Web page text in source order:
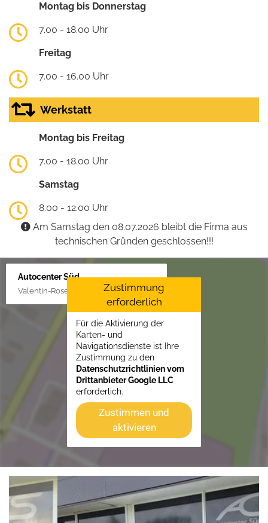
Montag bis Donnerstag
7.00 - 18.00 Uhr
Freitag
7.00 - 16.00 Uhr
Werkstatt
Montag bis Freitag
7.00 - 18.00 Uhr
Samstag
8.00 - 12.00 Uhr
Am Samstag den 08.07.2026 bleibt die Firma aus
technischen Gründen geschlossen!!!
Autocenter Süd
Valentin-Rose-Str. 3, 16816 Neuruppin
Zustimmung
erforderlich
Für die Aktivierung der
Karten- und
Navigationsdienste ist Ihre
Zustimmung zu den
Datenschutzrichtlinien vom
Drittanbieter Google LLC
erforderlich.
Zustimmen und
aktivieren